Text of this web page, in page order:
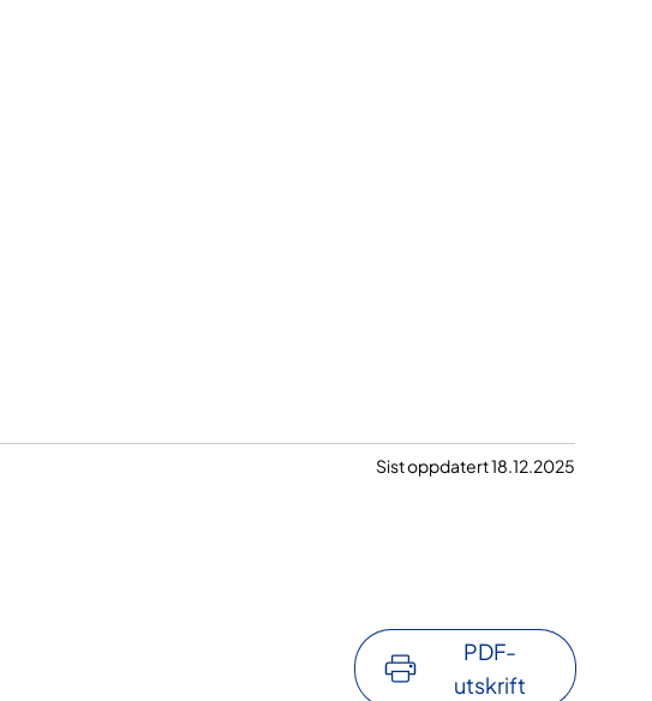
Sist oppdatert 18.12.2025
PDF-
utskrift